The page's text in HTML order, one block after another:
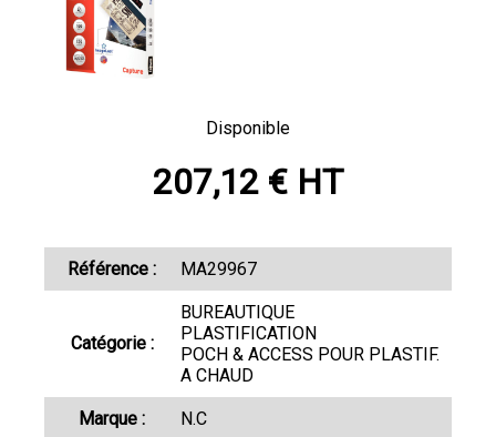
Disponible
207,12 € HT
Référence : MA29967
Catégorie :
BUREAUTIQUE
PLASTIFICATION
POCH & ACCESS POUR PLASTIF.
A CHAUD
Marque : N.C